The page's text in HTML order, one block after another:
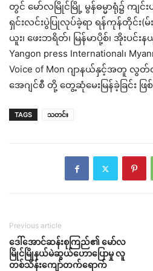
တွင် မော်လမြိုင်မြို့ မွန်ဓမ္မာရုံ၌ ကျင်
ရှင်းလင်းပွဲပြုလုပ်ခဲ့ရာ ရန်ကုန်တိုင်း(
ယူး၊ ဖေးဘရိတ်၊ မြန်မာပို့စ်၊ အိုးပင်းန
Yangon press International၊
Voice of Mon ဂျာနယ်နှင့်အတူ လွ
အေဂျင်စီ တို့ တွေ့ဆုံမေးမြန်ခဲ့ခြင်း
TAGS သတင်း
Previous article
ဒေါ်အောင်ဆန်းစုကြည်၏ မော်လ
မြိုင်မြိုနယ်မဲဆွယ်ဟောပြောမှု လူ
တစ်သိန်းကျော်တက်ရောက်